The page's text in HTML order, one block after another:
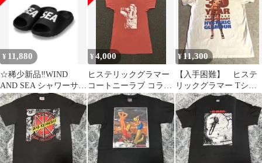
¥ 11,880
☆稀少新品‼️WIND
AND SEA シャワーサン
ダル ブラック 巾着付
27㎝
¥4,000
ヒステリックグラマー
コートニーラブ コラボ
初期Tシャツワンピー
ス チュニック
¥11,300
【入手困難】 ヒステ
リックグラマー Tシャ
ツ 30周年記念 Lサイズ